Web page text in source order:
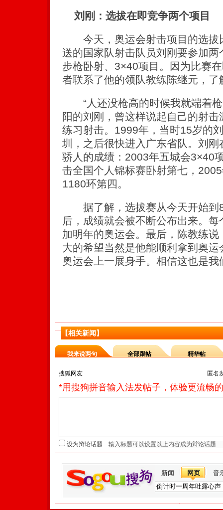
刘刚：选拔在即竞争两个项目
今天，奥运会射击项目的选拔
送的国家队射击队员刘刚要参加
步枪卧射、3×40项目。因为比赛
者联系了他的领队教练陈继元，
“人还没枪高的时候我就端着枪
阳的刘刚，曾这样说起自己的射
练习射击。1999年，当时15岁的
圳，之后很快进入广东省队。刘
骄人的成绩：2003年五城会3×40
击全国个人锦标赛卧射第七，
1180环第四。
据了解，选拔赛从今天开始到
后，成绩就会被不断公布出来。
加明年的奥运会。最后，陈教练说
大的希望当然是他能顺利拿到奥
奥运会上一展身手。相信这也是我
【相关新闻】
我来说两句 全部跟帖 精华帖
匿名
*用搜狗拼音输入法发帖子，体验更流畅
设为辩论话题
新闻 网页 音